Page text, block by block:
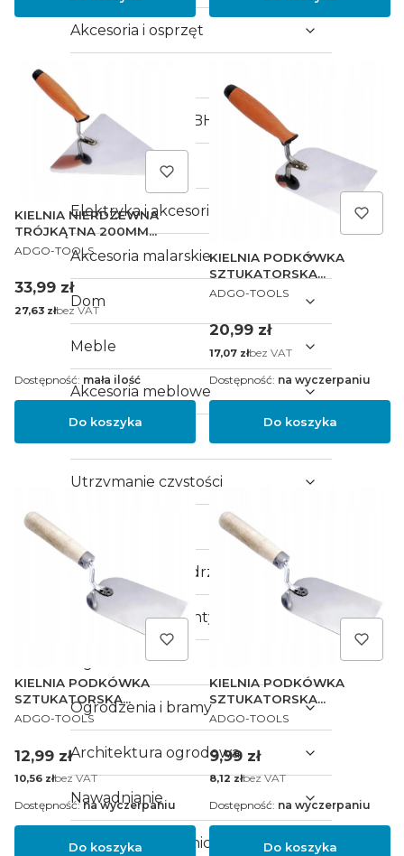
Akcesoria i osprzęt
Odzież robocza i BHP
Osłona twarzy
Elektryka i akcesoria
Akcesoria malarskie
Dom
Meble
Akcesoria meblowe
Utrzymanie czystości
Okna i parapety, drzwi
Klimatyzacja i wentylacja
Ogrzewanie
Ogrodzenia i bramy
Architektura ogrodowa
Nawadnianie
Narzędzia ogrodnicze
KIELNIA NIERDZEWNA
TRÓJKĄTNA 200MM
RĄCZKA GUMOWANA
PRODUCENT
ADGO-TOOLS
Cena
33,99 zł
Cena
27,63 złbez VAT
Do koszyka
Dostępność: mała ilość
KIELNIA PODKÓWKA
SZTUKATORSKA
NIERDZEWNA 100 PROFi
PRODUCENT
ADGO-TOOLS
Cena
20,99 zł
Cena
17,07 złbez VAT
Do koszyka
Dostępność: na wyczerpaniu
KIELNIA PODKÓWKA
SZTUKATORSKA
NIERDZEWNA 100mm
PRODUCENT
ADGO-TOOLS
Cena
12,99 zł
Cena
10,56 złbez VAT
Do koszyka
Dostępność:na wyczerpaniu
KIELNIA PODKÓWKA
SZTUKATORSKA
NIERDZEWNA 50mm
PRODUCENT
ADGO-TOOLS
Cena
9,99 zł
Cena
8,12 złbez VAT
Do koszyka
Dostępność: na wyczerpaniu